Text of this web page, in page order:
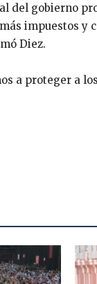
del gobierno
impuestos y
Diez.
a proteger a